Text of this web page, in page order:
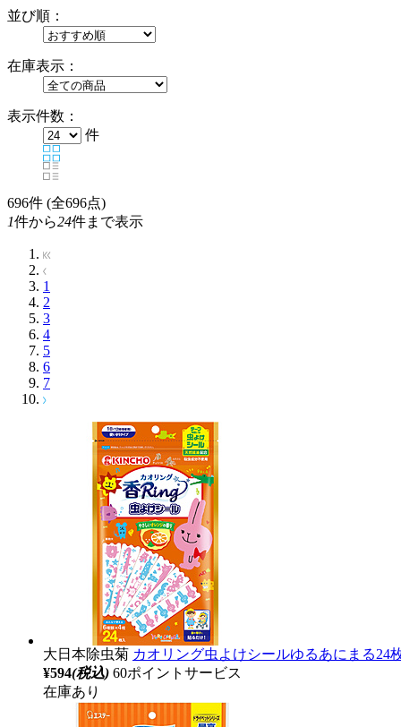
並び順：
在庫表示：
表示件数：
件
696件 (全696点)
1件から24件まで表示
1
2
3
4
5
6
7
大日本除虫菊 カオリング虫よけシールゆるあにまる24
¥594(税込) 60ポイントサービス
在庫あり